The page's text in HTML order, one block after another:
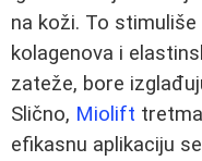
na koži. To
kolagenova i
zateže, bore
Slično, Miolift
efikasnu aplikaciju